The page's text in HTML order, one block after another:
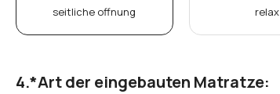
seitliche offnung relax
*Art der eingebauten Matratze: